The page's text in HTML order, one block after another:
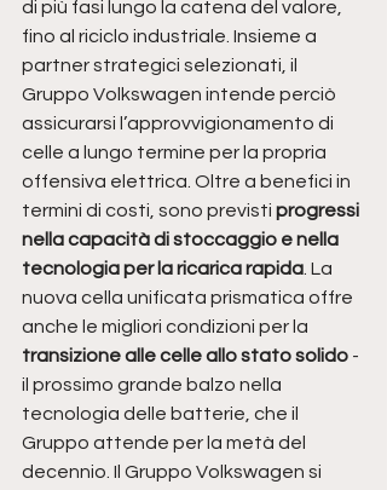
di più fasi lungo la catena del valore,
fino al riciclo industriale. Insieme a
partner strategici selezionati, il
Gruppo Volkswagen intende perciò
assicurarsi l’approvvigionamento di
celle a lungo termine per la propria
offensiva elettrica. Oltre a benefici in
termini di costi, sono previsti progressi
nella capacità di stoccaggio e nella
tecnologia per la ricarica rapida. La
nuova cella unificata prismatica offre
anche le migliori condizioni per la
transizione alle celle allo stato solido -
il prossimo grande balzo nella
tecnologia delle batterie, che il
Gruppo attende per la metà del
decennio. Il Gruppo Volkswagen si